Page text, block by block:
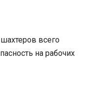
всего
на рабочих